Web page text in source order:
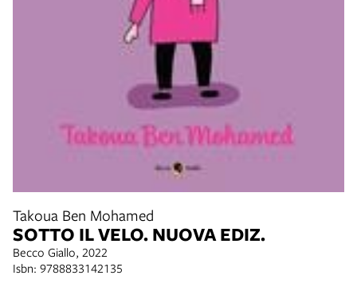
Takoua Ben Mohamed
SOTTO IL VELO. NUOVA EDIZ.
Becco Giallo, 2022
Isbn: 9788833142135